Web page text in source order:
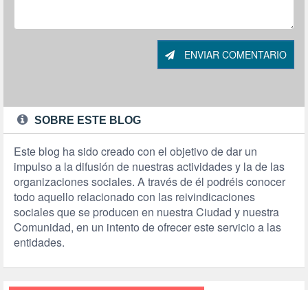
ENVIAR COMENTARIO
SOBRE ESTE BLOG
Este blog ha sido creado con el objetivo de dar un
impulso a la difusión de nuestras actividades y la de las
organizaciones sociales. A través de él podréis conocer
todo aquello relacionado con las reivindicaciones
sociales que se producen en nuestra Ciudad y nuestra
Comunidad, en un intento de ofrecer este servicio a las
entidades.